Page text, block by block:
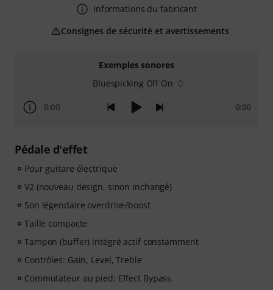
Exemples sonores
Bluespicking Off On
0:00 0:00
Pédale d'effet
Pour guitare électrique
V2 (nouveau design, sinon inchangé)
Son légendaire overdrive/boost
Taille compacte
Tampon (buffer) intégré actif constamment
Contrôles: Gain, Level, Treble
Commutateur au pied: Effect Bypass
Informations du fabricant
Consignes de sécurité et avertissements